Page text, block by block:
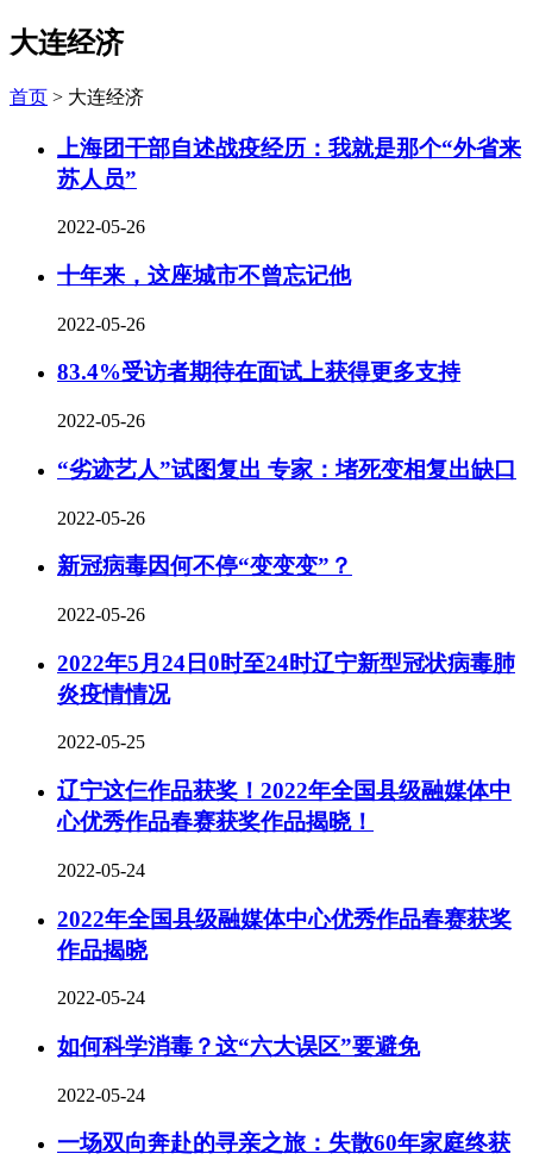
大连经济
首页 > 大连经济
上海团干部自述战疫经历：我就是那个“外省来
苏人员”
2022-05-26
十年来，这座城市不曾忘记他
2022-05-26
83.4%受访者期待在面试上获得更多支持
2022-05-26
“劣迹艺人”试图复出 专家：堵死变相复出缺口
2022-05-26
新冠病毒因何不停“变变变”？
2022-05-26
2022年5月24日0时至24时辽宁新型冠状病毒肺
炎疫情情况
2022-05-25
辽宁这仨作品获奖！2022年全国县级融媒体中
心优秀作品春赛获奖作品揭晓！
2022-05-24
2022年全国县级融媒体中心优秀作品春赛获奖
作品揭晓
2022-05-24
如何科学消毒？这“六大误区”要避免
2022-05-24
一场双向奔赴的寻亲之旅：失散60年家庭终获